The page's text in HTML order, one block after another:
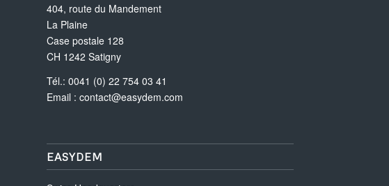
404, route du Mandement
La Plaine
Case postale 128
CH 1242 Satigny
Tél.: 0041 (0) 22 754 03 41
Email : contact@easydem.com
EASYDEM